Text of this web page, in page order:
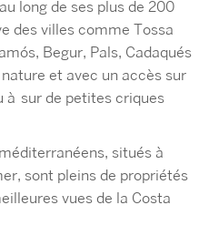
long de ses plus de 200
des villes comme Tossa
Begur, Pals, Cadaqués
et avec un accès sur
à sur de petites criques
situés à
sont pleins de propriétés
vues de la Costa